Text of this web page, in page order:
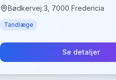
Bødkervej 3, 7000 Fredericia
Tandlæge
Se detaljer